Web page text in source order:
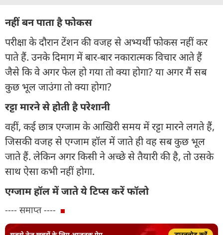
नहीं बन पाता है फोकस
परीक्षा के दौरान टेंशन की वजह से अभ्यर्थी फोकस नहीं कर
पाते हैं. उनके दिमाग में बार-बार नकारात्मक विचार आते हैं
जैसे कि वे अगर फेल हो गया तो क्या होगा? या अगर मैं सब
कुछ भूल जाउंगा तो क्या होगा?
रट्टा मारने से होती है परेशानी
वहीं, कई छात्र एग्जाम के आखिरी समय में रट्टा मारने लगते हैं,
जिसकी वजह से एग्जाम हॉल में जाते ही वह सब कुछ भूल
जाते हैं. लेकिन अगर किसी ने अच्छे से तैयारी की है, तो उसके
साथ ऐसा कभी नहीं होगा.
एग्जाम हॉल में जाते ये टिप्स करें फॉलो
---- समाप्त ----